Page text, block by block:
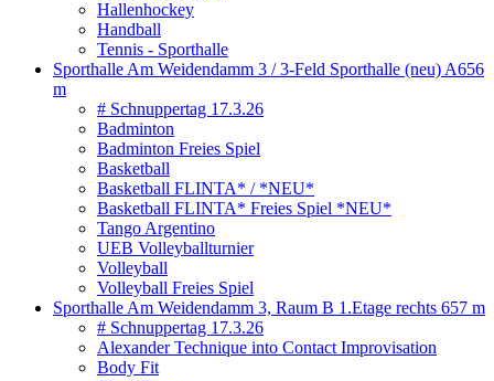
Hallenhockey
Handball
Tennis - Sporthalle
Sporthalle Am Weidendamm 3 / 3-Feld Sporthalle (neu) A656
m
# Schnuppertag 17.3.26
Badminton
Badminton Freies Spiel
Basketball
Basketball FLINTA* / *NEU*
Basketball FLINTA* Freies Spiel *NEU*
Tango Argentino
UEB Volleyballturnier
Volleyball
Volleyball Freies Spiel
Sporthalle Am Weidendamm 3, Raum B 1.Etage rechts 657 m
# Schnuppertag 17.3.26
Alexander Technique into Contact Improvisation
Body Fit